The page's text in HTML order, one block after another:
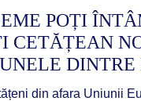
POȚI
CETĂȚEAN
DINTRE
din afara Uniunii